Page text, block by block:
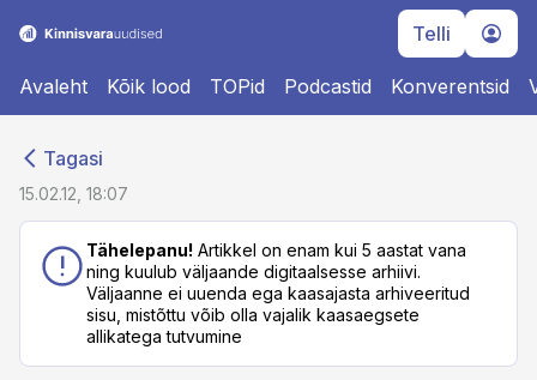
Telli
Avaleht Kõik lood TOPid Podcastid Konverentsid
Tagasi
15.02.12, 18:07
Tähelepanu! Artikkel on enam kui 5 aastat vana
ning kuulub väljaande digitaalsesse arhiivi.
Väljaanne ei uuenda ega kaasajasta arhiveeritud
sisu, mistõttu võib olla vajalik kaasaegsete
allikatega tutvumine